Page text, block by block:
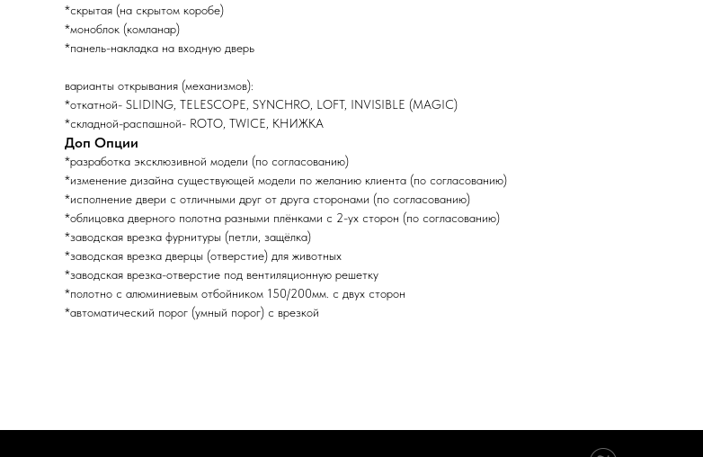
*скрытая (на скрытом коробе)
*моноблок (комланар)
*панель-накладка на входную дверь
варианты открывания (механизмов):
*откатной- SLIDING, TELESCOPE, SYNCHRO, LOFT, INVISIBLE (MAGIC)
*складной-распашной- ROTO, TWICE, КНИЖКА
Доп Опции
*разработка эксклюзивной модели (по согласованию)
*изменение дизайна существующей модели по желанию клиента (по согласованию)
*исполнение двери с отличными друг от друга сторонами (по согласованию)
*облицовка дверного полотна разными плёнками с 2-ух сторон (по согласованию)
*заводская врезка фурнитуры (петли, защёлка)
*заводская врезка дверцы (отверстие) для животных
*заводская врезка-отверстие под вентиляционную решетку
*полотно с алюминиевым отбойником 150/200мм. с двух сторон
*автоматический порог (умный порог) с врезкой